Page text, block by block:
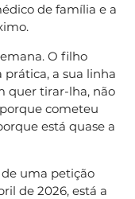
de família e a
O filho
prática, a sua linha
quer tirar-lha, não
cometeu
está quase a
uma petição
de 2026, está a